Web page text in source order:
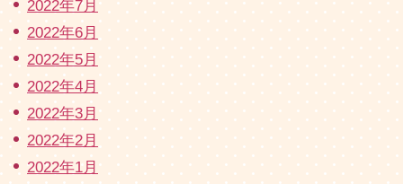
2022年7月
2022年6月
2022年5月
2022年4月
2022年3月
2022年2月
2022年1月